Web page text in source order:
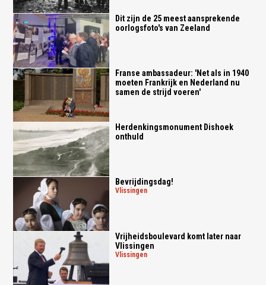
Dit zijn de 25 meest aansprekende
oorlogsfoto's van Zeeland
Franse ambassadeur: 'Net als in 1940
moeten Frankrijk en Nederland nu
samen de strijd voeren'
Herdenkingsmonument Dishoek
onthuld
Bevrijdingsdag!
vlissingen
Vrijheidsboulevard komt later naar
Vlissingen
vlissingen